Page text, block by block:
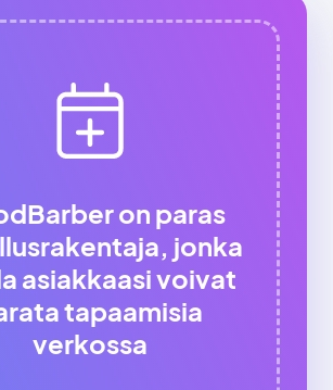
on paras
jonka
asiakkaasi voivat
tapaamisia
verkossa